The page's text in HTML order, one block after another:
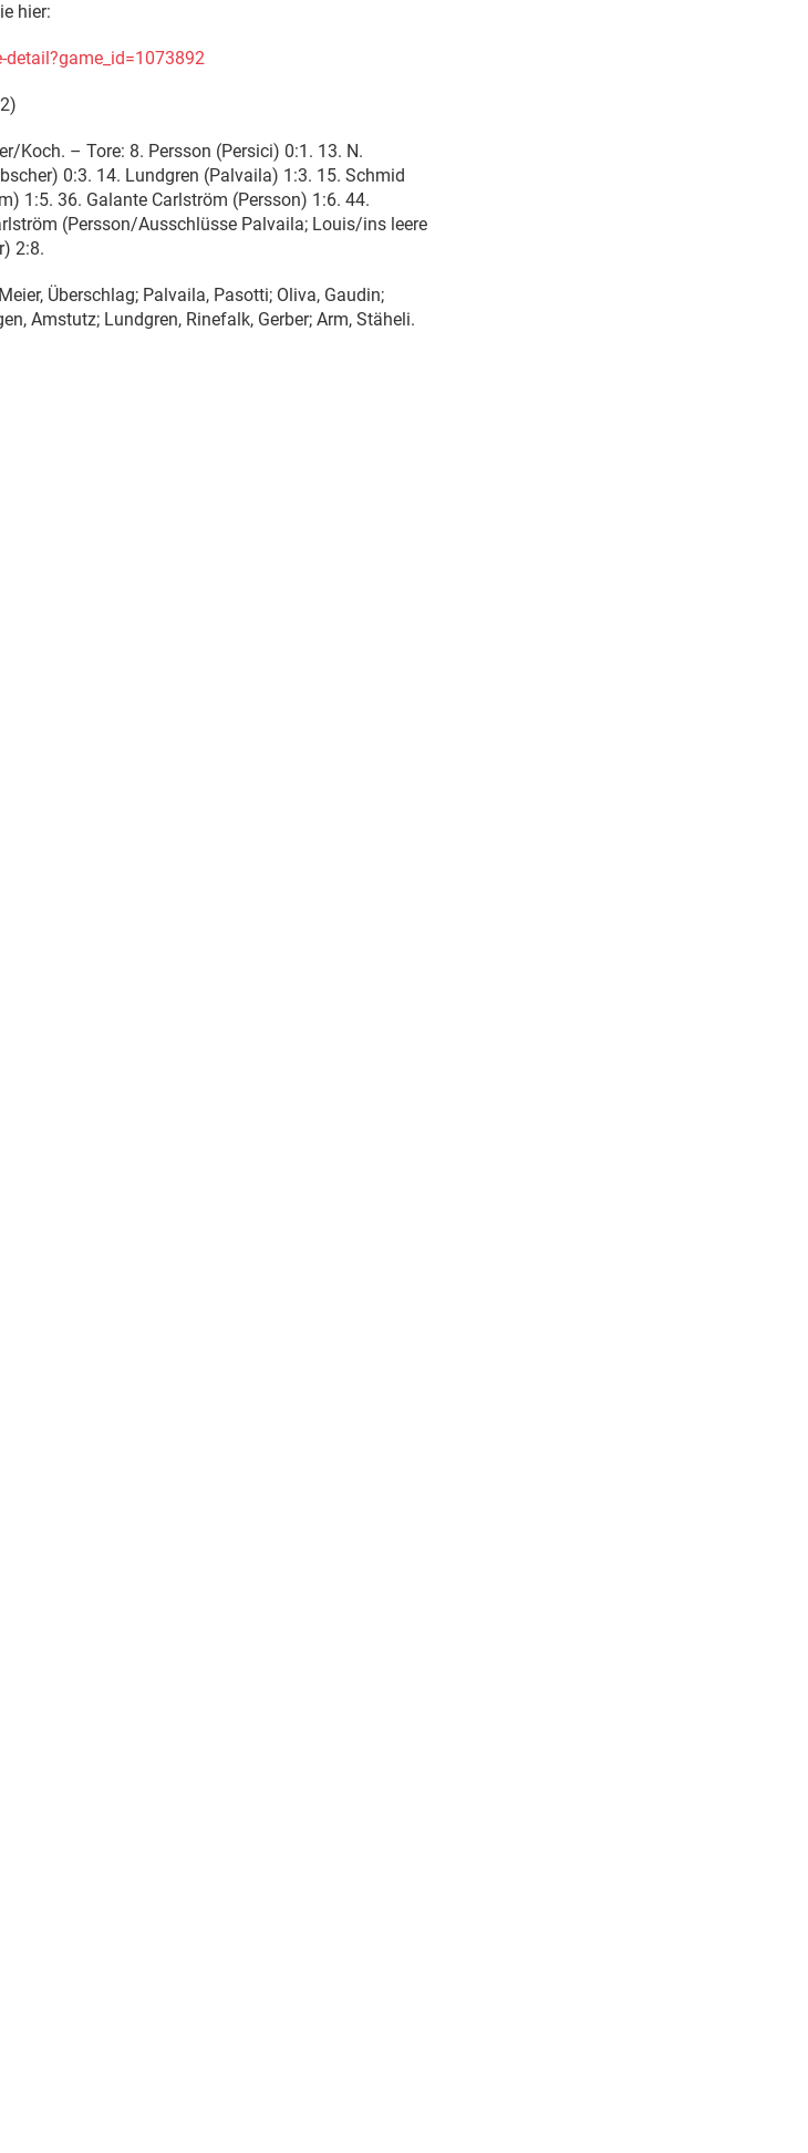
hier:
Koch. – Tore: 8. Persson (Persici) 0:1. 13. N.
0:3. 14. Lundgren (Palvaila) 1:3. 15. Schmid
1:5. 36. Galante Carlström (Persson) 1:6. 44.
(Persson/Ausschlüsse Palvaila; Louis/ins leere
2:8.
Überschlag; Palvaila, Pasotti; Oliva, Gaudin;
Amstutz; Lundgren, Rinefalk, Gerber; Arm, Stäheli.